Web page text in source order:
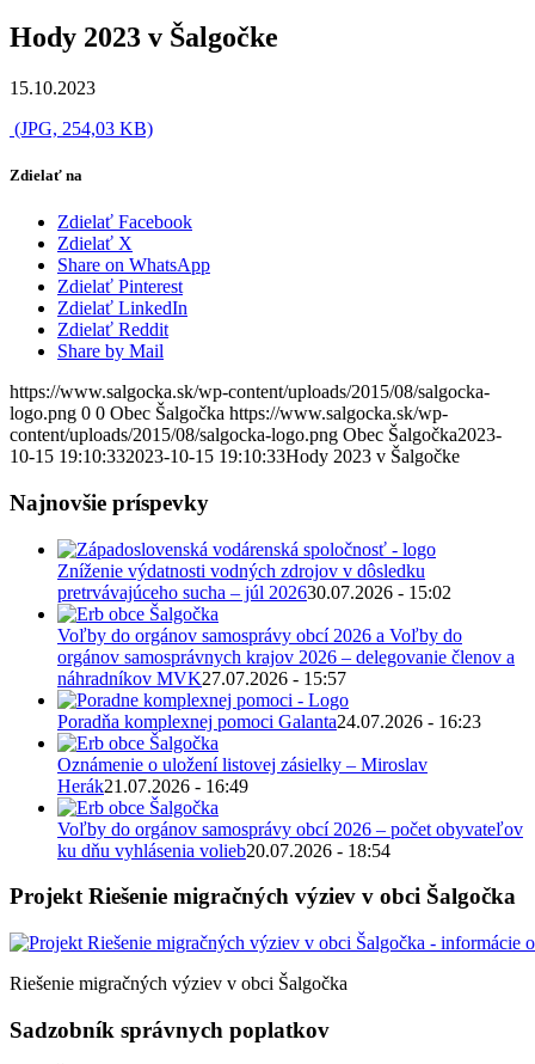
Hody 2023 v Šalgočke
15.10.2023
(JPG, 254,03 KB)
Zdielať na
Zdielať Facebook
Zdielať X
Share on WhatsApp
Zdielať Pinterest
Zdielať LinkedIn
Zdielať Reddit
Share by Mail
https://www.salgocka.sk/wp-content/uploads/2015/08/salgocka-
logo.png 0 0 Obec Šalgočka https://www.salgocka.sk/wp-
content/uploads/2015/08/salgocka-logo.png Obec Šalgočka2023-
10-15 19:10:332023-10-15 19:10:33Hody 2023 v Šalgočke
Najnovšie príspevky
Zníženie výdatnosti vodných zdrojov v dôsledku
pretrvávajúceho sucha – júl 202630.07.2026 - 15:02
Voľby do orgánov samosprávy obcí 2026 a Voľby do
orgánov samosprávnych krajov 2026 – delegovanie členov a
náhradníkov MVK27.07.2026 - 15:57
Poradňa komplexnej pomoci Galanta24.07.2026 - 16:23
Oznámenie o uložení listovej zásielky – Miroslav
Herák21.07.2026 - 16:49
Voľby do orgánov samosprávy obcí 2026 – počet obyvateľov
ku dňu vyhlásenia volieb20.07.2026 - 18:54
Projekt Riešenie migračných výziev v obci Šalgočka
Riešenie migračných výziev v obci Šalgočka
Sadzobník správnych poplatkov